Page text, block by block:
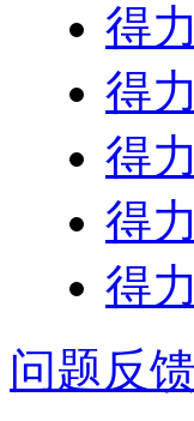
得
得
得
得
得
问题反馈